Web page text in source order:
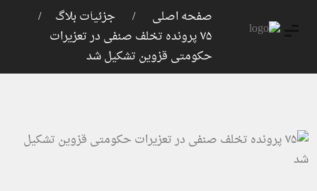
ورود ثبت نام صفحه اصلی
جزئیات بلاگ
۷۵ پرونده تخلف صنفی در تعزیرات
حکومتی قزوین تشکیل شد